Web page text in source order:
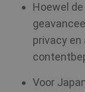
Hoewel
privacy en
Voor